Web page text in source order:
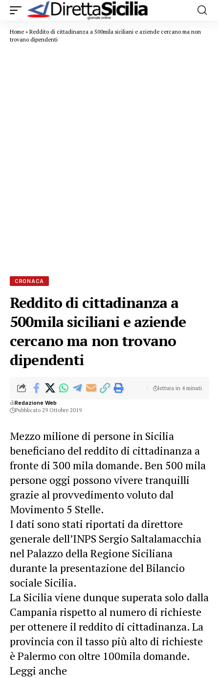
Home » Reddito di cittadinanza a 500mila siciliani e aziende cercano ma non
trovano dipendenti
CRONACA
Reddito di cittadinanza a
500mila siciliani e aziende
cercano ma non trovano
dipendenti
diRedazione Web
Pubblicato 29 Ottobre 2019
lettura in 4 minuti
Mezzo milione di persone in Sicilia
beneficiano del reddito di cittadinanza a
fronte di 300 mila domande. Ben 500 mila
persone oggi possono vivere tranquilli
grazie al provvedimento voluto dal
Movimento 5 Stelle.
I dati sono stati riportati da direttore
generale dell’INPS Sergio Saltalamacchia
nel Palazzo della Regione Siciliana
durante la presentazione del Bilancio
sociale Sicilia.
La Sicilia viene dunque superata solo dalla
Campania rispetto al numero di richieste
per ottenere il reddito di cittadinanza. La
provincia con il tasso più alto di richieste
è Palermo con oltre 100mila domande.
Leggi anche